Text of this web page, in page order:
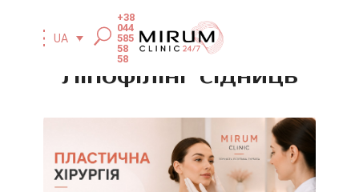
UA
+38
044
585
58
58
Ліпофілінг сідниць